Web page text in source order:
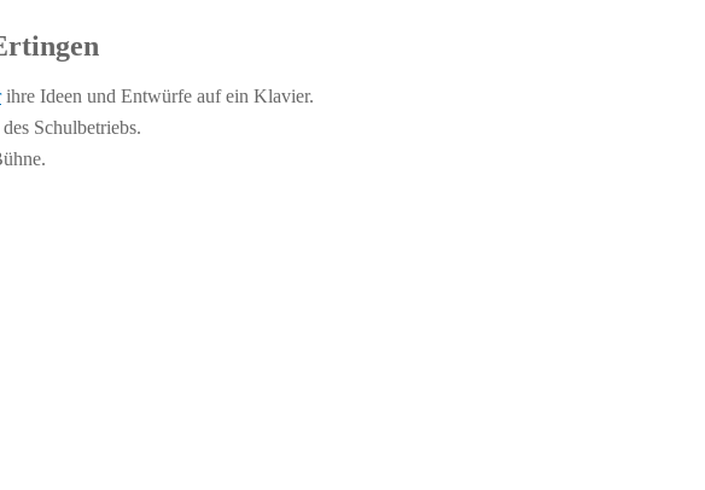
ihre Ideen und Entwürfe auf ein Klavier.
Schulbetriebs.